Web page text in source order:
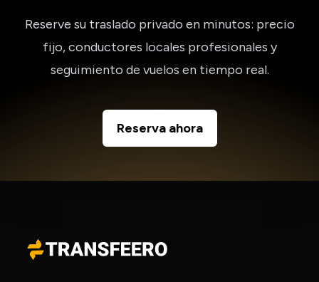
Reserve su traslado privado en minutos: precio
fijo, conductores locales profesionales y
seguimiento de vuelos en tiempo real.
Reserva ahora